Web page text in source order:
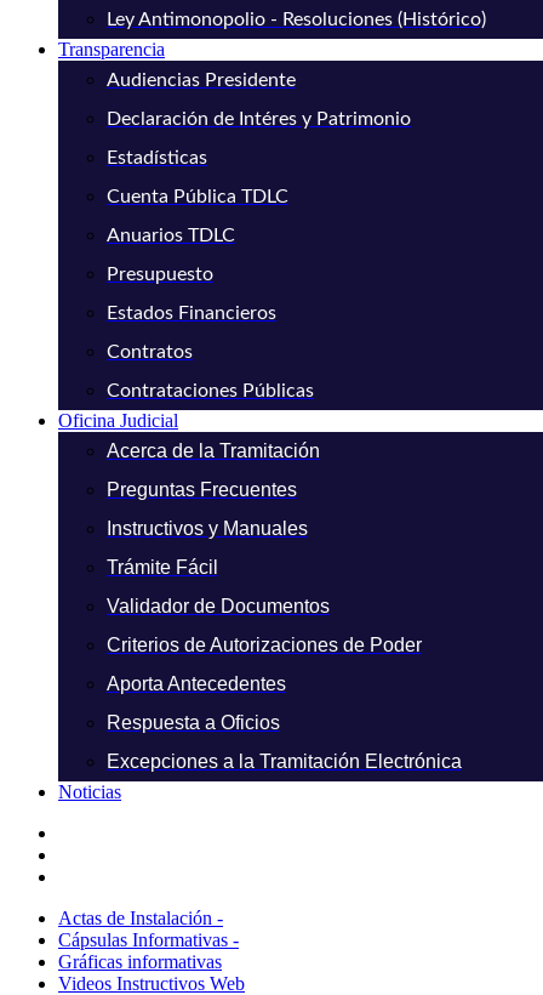
Ley Antimonopolio - Resoluciones (Histórico)
Transparencia
Audiencias Presidente
Declaración de Intéres y Patrimonio
Estadísticas
Cuenta Pública TDLC
Anuarios TDLC
Presupuesto
Estados Financieros
Contratos
Contrataciones Públicas
Oficina Judicial
Acerca de la Tramitación
Preguntas Frecuentes
Instructivos y Manuales
Trámite Fácil
Validador de Documentos
Criterios de Autorizaciones de Poder
Aporta Antecedentes
Respuesta a Oficios
Excepciones a la Tramitación Electrónica
Noticias
Actas de Instalación -
Cápsulas Informativas -
Gráficas informativas
Videos Instructivos Web